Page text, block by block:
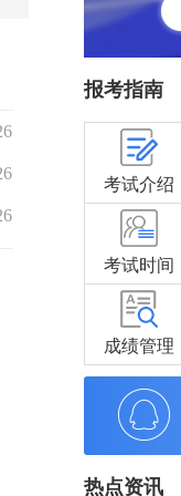
报考指南
考试介绍
考试时间
成绩管理
热点资讯